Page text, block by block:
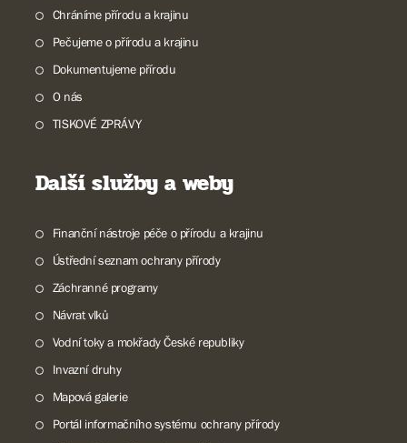
Chráníme přírodu a krajinu
Pečujeme o přírodu a krajinu
Dokumentujeme přírodu
O nás
TISKOVÉ ZPRÁVY
Další služby a weby
Finanční nástroje péče o přírodu a krajinu
Ústřední seznam ochrany přírody
Záchranné programy
Návrat vlků
Vodní toky a mokřady České republiky
Invazní druhy
Mapová galerie
Portál informačního systému ochrany přírody